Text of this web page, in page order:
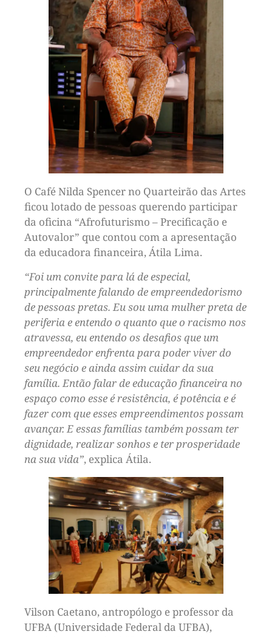
O Café Nilda Spencer no Quarteirão das Artes
ficou lotado de pessoas querendo participar
da oficina “Afrofuturismo – Precificação e
Autovalor” que contou com a apresentação
da educadora financeira, Átila Lima.
“Foi um convite para lá de especial,
principalmente falando de empreendedorismo
de pessoas pretas. Eu sou uma mulher preta de
periferia e entendo o quanto que o racismo nos
atravessa, eu entendo os desafios que um
empreendedor enfrenta para poder viver do
seu negócio e ainda assim cuidar da sua
família. Então falar de educação financeira no
espaço como esse é resistência, é potência e é
fazer com que esses empreendimentos possam
avançar. E essas famílias também possam ter
dignidade, realizar sonhos e ter prosperidade
na sua vida”, explica Átila.
Vilson Caetano, antropólogo e professor da
UFBA (Universidade Federal da UFBA),